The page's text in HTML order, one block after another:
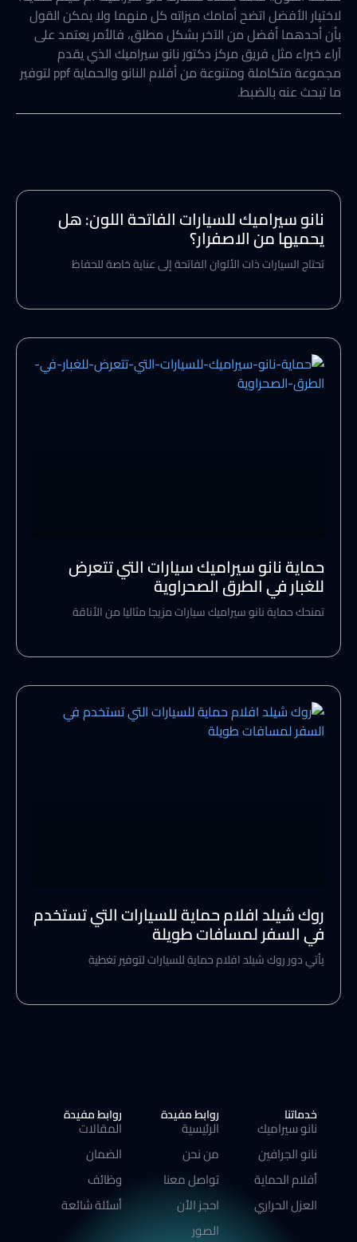
لاختيار الأفضل اتضح أمامك ميزاته كل منهما ولا يمكن القول
بأن أحدهما أفضل من الآخر بشكل مطلق، فالأمر يعتمد على
آراء خبراء مثل فريق مركز دكتور نانو سيراميك الذي يقدم
مجموعة متكاملة ومتنوعة من أفلام النانو والحماية ppf لتوفير
ما تبحث عنه بالضبط.
نانو سيراميك للسيارات الفاتحة اللون: هل
يحميها من الاصفرار؟
تحتاج السيارات ذات الألوان الفاتحة إلى عناية خاصة للحفاظ
حماية نانو سيراميك سيارات التي تتعرض
للغبار في الطرق الصحراوية
تمنحك حماية نانو سيراميك سيارات مزيجا مثاليا من الأناقة
روك شيلد افلام حماية للسيارات التي تستخدم
في السفر لمسافات طويلة
يأتي دور روك شيلد افلام حماية للسيارات لتوفير تغطية
خدماتنا
نانو سيراميك
نانو الجرافين
أفلام الحماية
العزل الحراري
روابط مفيدة
الرئيسية
من نحن
تواصل معنا
احجز الأن
الصور
روابط مفيدة
المقالات
الضمان
وظائف
أسئلة شائعة